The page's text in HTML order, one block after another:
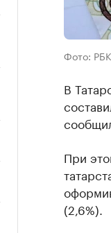
Фото:
В
При
(2,6%).